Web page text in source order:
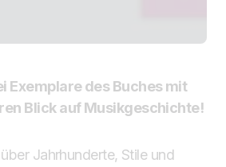
Exemplare des Buches mit
Blick auf Musikgeschichte!
Jahrhunderte, Stile und